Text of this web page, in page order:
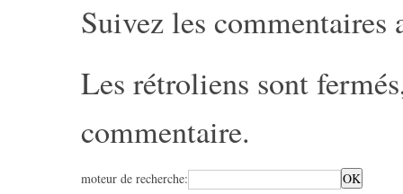
Suivez les commentaires
Les rétroliens sont
commentaire.
moteur de recherche: